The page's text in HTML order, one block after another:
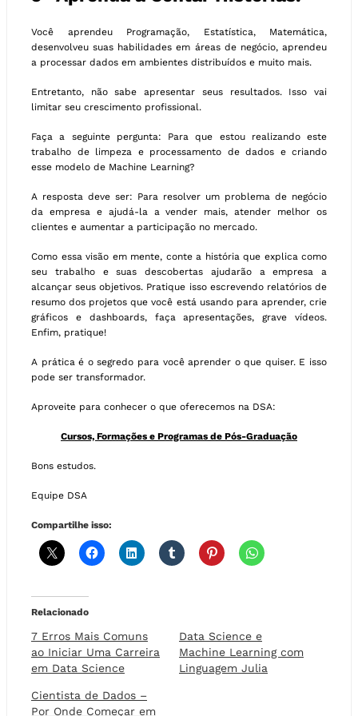
Você aprendeu Programação, Estatística, Matemática,
desenvolveu suas habilidades em áreas de negócio, aprendeu
a processar dados em ambientes distribuídos e muito mais.
Entretanto, não sabe apresentar seus resultados. Isso vai
limitar seu crescimento profissional.
Faça a seguinte pergunta: Para que estou realizando este
trabalho de limpeza e processamento de dados e criando
esse modelo de Machine Learning?
A resposta deve ser: Para resolver um problema de negócio
da empresa e ajudá-la a vender mais, atender melhor os
clientes e aumentar a participação no mercado.
Como essa visão em mente, conte a história que explica como
seu trabalho e suas descobertas ajudarão a empresa a
alcançar seus objetivos. Pratique isso escrevendo relatórios de
resumo dos projetos que você está usando para aprender, crie
gráficos e dashboards, faça apresentações, grave vídeos.
Enfim, pratique!
A prática é o segredo para você aprender o que quiser. E isso
pode ser transformador.
Aproveite para conhecer o que oferecemos na DSA:
Cursos, Formações e Programas de Pós-Graduação
Bons estudos.
Equipe DSA
Compartilhe isso:
Relacionado
7 Erros Mais Comuns
ao Iniciar Uma Carreira
em Data Science
Data Science e
Machine Learning com
Linguagem Julia
Cientista de Dados –
Por Onde Começar em